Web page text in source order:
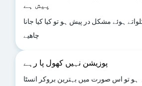
پیش ہے
ہوئے مشکل در پیش ہو تو کیا کیا جانا
چاھیے
پوزیشن نہیں کھول پا رہے
ہو تو اس صورت میں بہترین بروکر انسٹا